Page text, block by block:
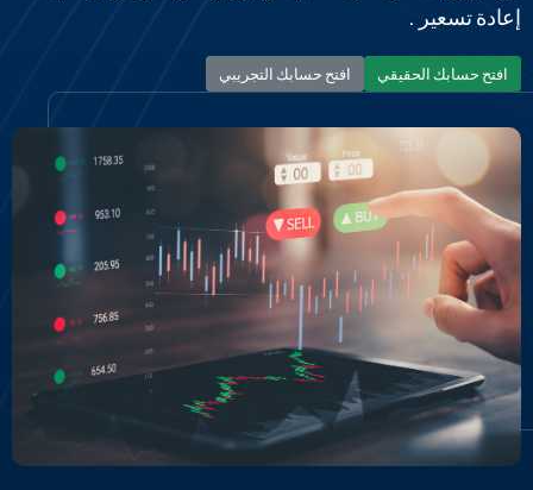
إعادة تسعير .
افتح حسابك الحقيقي افتح حسابك التجريبي